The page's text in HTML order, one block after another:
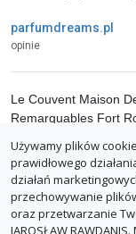
parfumdreams.pl
opinie
douglas.pl
opinie
Le Couvent Maison
Remarquables Fort
ZGŁOŚ BŁĄD
Używamy plików
prawidłowego
działań
przechowywanie
oraz przetwarzanie
JAROSŁAW